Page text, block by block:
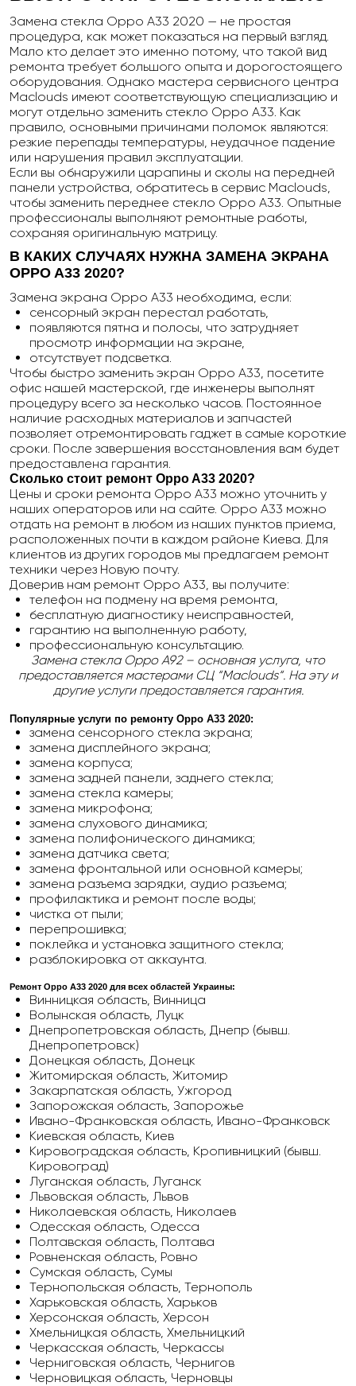
Замена стекла Oppo A33 2020 — не простая
процедура, как может показаться на первый взгляд.
Мало кто делает это именно потому, что такой вид
ремонта требует большого опыта и дорогостоящего
оборудования. Однако мастера сервисного центра
Maclouds имеют соответствующую специализацию и
могут отдельно заменить стекло Oppo A33. Как
правило, основными причинами поломок являются:
резкие перепады температуры, неудачное падение
или нарушения правил эксплуатации.
Если вы обнаружили царапины и сколы на передней
панели устройства, обратитесь в сервис Maclouds,
чтобы заменить переднее стекло Oppo A33. Опытные
профессионалы выполняют ремонтные работы,
сохраняя оригинальную матрицу.
В КАКИХ СЛУЧАЯХ НУЖНА ЗАМЕНА ЭКРАНА
OPPO A33 2020?
Замена экрана Oppo A33 необходима, если:
сенсорный экран перестал работать,
появляются пятна и полосы, что затрудняет
просмотр информации на экране,
отсутствует подсветка.
Чтобы быстро заменить экран Oppo A33, посетите
офис нашей мастерской, где инженеры выполнят
процедуру всего за несколько часов. Постоянное
наличие расходных материалов и запчастей
позволяет отремонтировать гаджет в самые короткие
сроки. После завершения восстановления вам будет
предоставлена гарантия.
Сколько стоит ремонт OppoA33 2020?
Цены и сроки ремонта Oppo A33 можно уточнить у
наших операторов или на сайте. Oppo A33 можно
отдать на ремонт в любом из наших пунктов приема,
расположенных почти в каждом районе Киева. Для
клиентов из других городов мы предлагаем ремонт
техники через Новую почту.
Доверив нам ремонт Oppo A33, вы получите:
телефон на подмену на время ремонта,
бесплатную диагностику неисправностей,
гарантию на выполненную работу,
профессиональную консультацию.
Замена стекла Oppo A92– основная услуга, что
предоставляется мастерами СЦ “Maclouds“. На эту и
другие услуги предоставляется гарантия.
Популярные услуги по ремонту Oppo A33 2020:
замена сенсорного стекла экрана;
замена дисплейного экрана;
замена корпуса;
замена задней панели, заднего стекла;
замена стекла камеры;
замена микрофона;
замена слухового динамика;
замена полифонического динамика;
замена датчика света;
замена фронтальной или основной камеры;
замена разъема зарядки, аудио разъема;
профилактика и ремонт после воды;
чистка от пыли;
перепрошивка;
поклейка и установка защитного стекла;
разблокировка от аккаунта.
Ремонт Oppo A33 2020 для всех областей Украины:
Винницкая область, Винница
Волынская область, Луцк
Днепропетровская область, Днепр (бывш.
Днепропетровск)
Донецкая область, Донецк
Житомирская область, Житомир
Закарпатская область, Ужгород
Запорожская область, Запорожье
Ивано-Франковская область, Ивано-Франковск
Киевская область, Киев
Кировоградская область, Кропивницкий (бывш.
Кировоград)
Луганская область, Луганск
Львовская область, Львов
Николаевская область, Николаев
Одесская область, Одесса
Полтавская область, Полтава
Ровненская область, Ровно
Сумская область, Сумы
Тернопольская область, Тернополь
Харьковская область, Харьков
Херсонская область, Херсон
Хмельницкая область, Хмельницкий
Черкасская область, Черкассы
Черниговская область, Чернигов
Черновицкая область, Черновцы